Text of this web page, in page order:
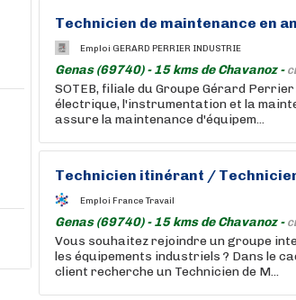
Technicien de maintenance en
Emploi GERARD PERRIER INDUSTRIE
Genas (69740) - 15 kms de Chavanoz -
SOTEB, filiale du Groupe Gérard
électrique, l'instrumentation et la
assure la maintenance d'équipem...
Technicien itinérant /
Emploi France Travail
Genas (69740) - 15 kms de Chavanoz -
Vous souhaitez rejoindre un groupe
les équipements industriels ? Dans le
client recherche un Technicien de M...